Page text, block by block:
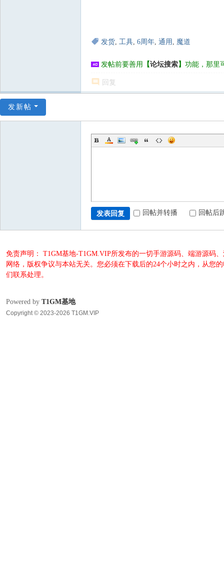
发货, 工具, 6周年, 通用 , 魔道
发帖前要善用 【论坛搜索】 功能，那里
回复
发新帖
发表回复 回帖并转播 回帖后
免责声明： T1GM基地-T1GM.VIP所发布的一切手游源码、端游源码
网络，版权争议与本站无关。您必须在下载后的24个小时之内，从您
们联系处理。
Powered by T1GM基地
Copyright © 2023-2026 T1GM.VIP